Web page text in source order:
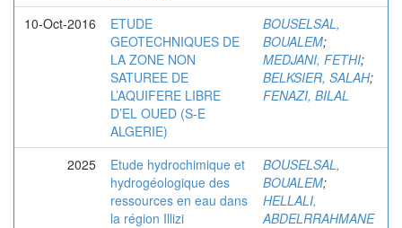
10-Oct-2016
ETUDE
GEOTECHNIQUES DE
LA ZONE NON
SATUREE DE
L’AQUIFERE LIBRE
D’EL OUED (S-E
ALGERIE)
BOUSELSAL,
BOUALEM;
MEDJANI, FETHI;
BELKSIER, SALAH;
FENAZI, BILAL
2025
Etude hydrochimique et
hydrogéologique des
ressources en eau dans
la région Illizi
BOUSELSAL,
BOUALEM;
HELLALI,
ABDELRRAHMANE